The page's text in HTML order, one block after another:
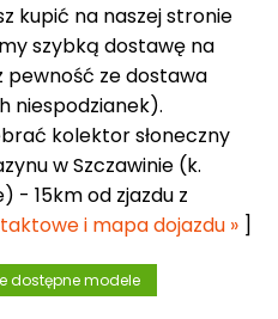
kupić na naszej stronie
szybką dostawę na
pewność ze dostawa
niespodzianek).
kolektor słoneczny
w Szczawinie (k.
- 15km od zjazdu z
i mapa dojazdu » ]
dostępne modele